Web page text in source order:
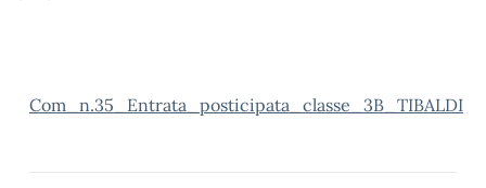
Com_n.35_Entrata_posticipata_classe_3B_TIBALDI